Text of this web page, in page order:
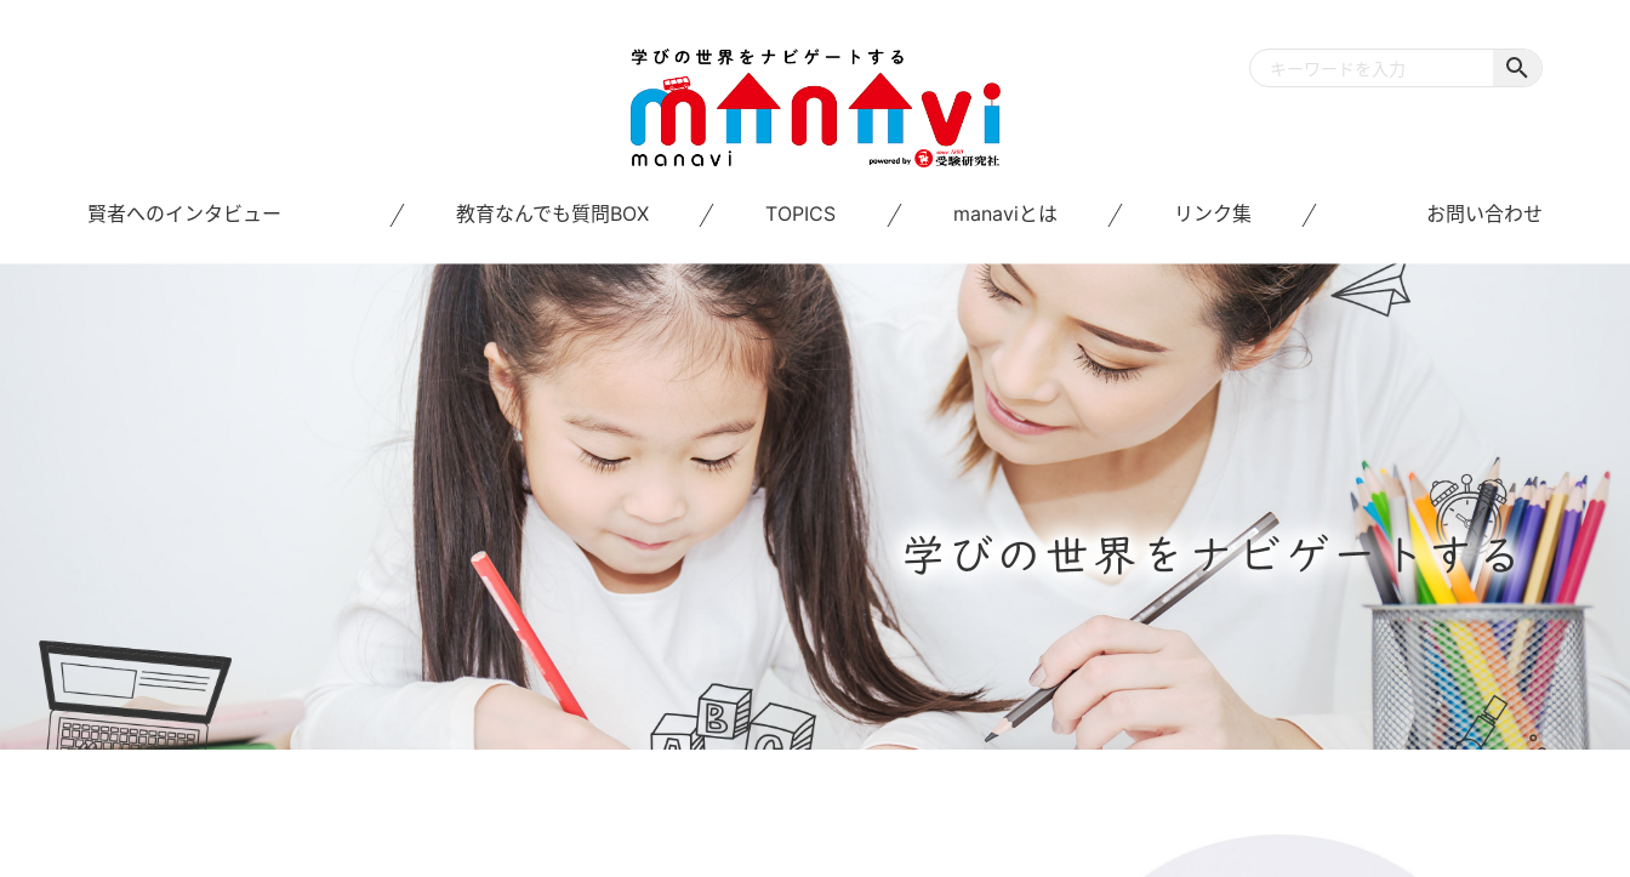
賢者へのインタビュー 教育なんでも質問BOX TOPICS manaviとは リンク集 お問い合わせ